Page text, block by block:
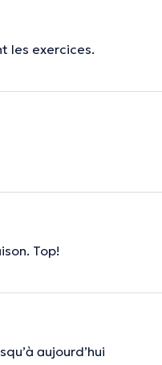
les exercices.
Top!
aujourd’hui